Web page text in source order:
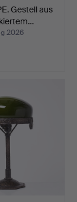
Gestell aus
2026